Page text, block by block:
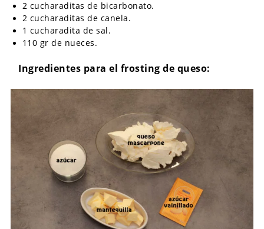
2 cucharaditas de bicarbonato.
2 cucharaditas de canela.
1 cucharadita de sal.
110 gr de nueces.
Ingredientes para el frosting de queso: